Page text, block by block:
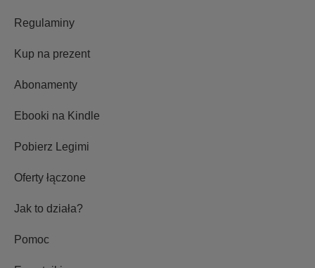
Regulaminy
Kup na prezent
Abonamenty
Ebooki na Kindle
Pobierz Legimi
Oferty łączone
Jak to działa?
Pomoc